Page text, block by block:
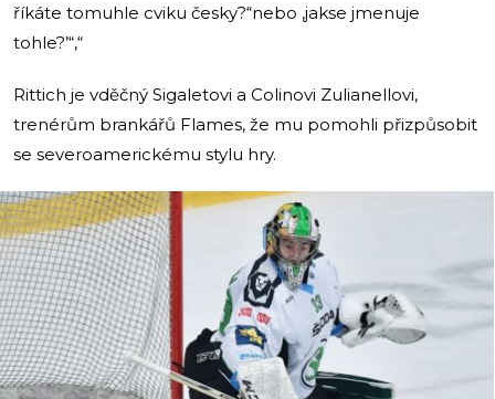
říkáte tomuhle cviku česky?“nebo ‚jakse jmenuje
tohle?’“‚“
Rittich je vděčný Sigaletovi a Colinovi Zulianellovi,
trenérům brankářů Flames, že mu pomohli přizpůsobit
se severoamerickému stylu hry.